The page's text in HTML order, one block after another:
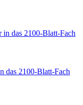
das 2100-Blatt-Fach
das 2100-Blatt-Fach